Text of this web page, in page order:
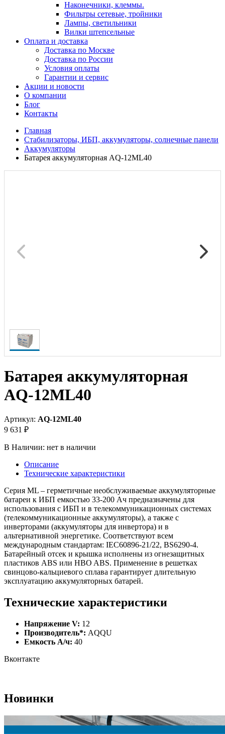
Наконечники, клеммы.
Фильтры сетевые, тройники
Лампы, светильники
Вилки штепсельные
Оплата и доставка
Доставка по Москве
Доставка по России
Условия оплаты
Гарантии и сервис
Акции и новости
О компании
Блог
Контакты
Главная
Стабилизаторы, ИБП, аккумуляторы, солнечные панели
Аккумуляторы
Батарея аккумуляторная AQ-12ML40
Батарея аккумуляторная
AQ-12ML40
Артикул: AQ-12ML40
9 631 ₽
В Наличии: нет в наличии
Описание
Технические характеристики
Серия ML – герметичные необслуживаемые аккумуляторные
батареи к ИБП емкостью 33-200 Ач предназначены для
использования с ИБП и в телекоммуникационных системах
(телекоммуникационные аккумуляторы), а также с
инверторами (аккумуляторы для инвертора) и в
альтернативной энергетике. Соответствуют всем
международным стандартам: IEC60896-21/22, BS6290-4.
Батарейный отсек и крышка исполнены из огнезащитных
пластиков ABS или HBO ABS. Применение в решетках
свинцово-кальциевого сплава гарантирует длительную
эксплуатацию аккумуляторных батарей.
Технические характеристики
Напряжение V: 12
Производитель*: AQQU
Емкость А/ч: 40
Вконтакте
Новинки